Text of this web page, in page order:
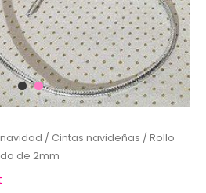
/ Cintas navideñas / Rollo
de 2mm